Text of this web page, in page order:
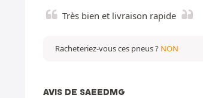
Très bien et livraison rapide
Racheteriez-vous ces pneus ? NON
AVIS DE SAEEDMG